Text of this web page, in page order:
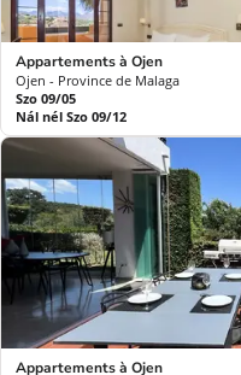
Appartements à Ojen
Ojen - Province de Malaga
Szo 09/05
Nál nél Szo 09/12
Appartements à Ojen